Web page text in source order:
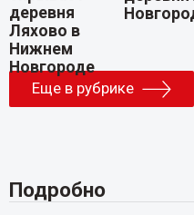
Еще в рубрике
Подробно